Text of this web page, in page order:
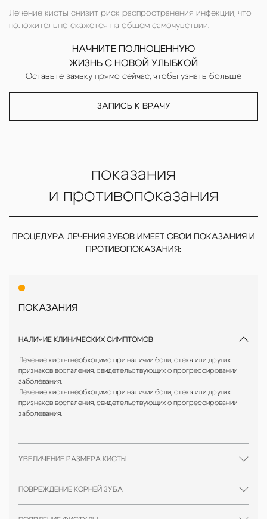
Лечение кисты снизит риск распространения инфекции, что
положительно скажется на общем самочувствии.
НАЧНИТЕ ПОЛНОЦЕННУЮ
ЖИЗНЬ С НОВОЙ УЛЫБКОЙ
Оставьте заявку прямо сейчас, чтобы узнать больше
ЗАПИСЬ К ВРАЧУ
показания
и противопоказания
ПРОЦЕДУРА ЛЕЧЕНИЯ ЗУБОВ ИМЕЕТ СВОИ ПОКАЗАНИЯ И
ПРОТИВОПОКАЗАНИЯ:
ПОКАЗАНИЯ
НАЛИЧИЕ КЛИНИЧЕСКИХ СИМПТОМОВ
Лечение кисты необходимо при наличии боли, отека или других
признаков воспаления, свидетельствующих о прогрессировании
заболевания.
Лечение кисты необходимо при наличии боли, отека или других
признаков воспаления, свидетельствующих о прогрессировании
заболевания.
УВЕЛИЧЕНИЕ РАЗМЕРА КИСТЫ
ПОВРЕЖДЕНИЕ КОРНЕЙ ЗУБА